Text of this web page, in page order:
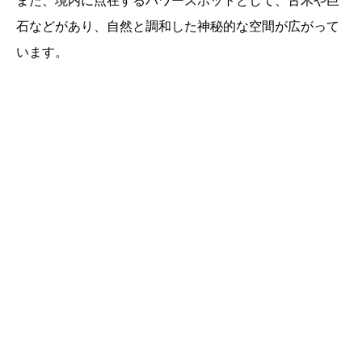
石などがあり、自然と調和した神秘的な空間が広がって
います。